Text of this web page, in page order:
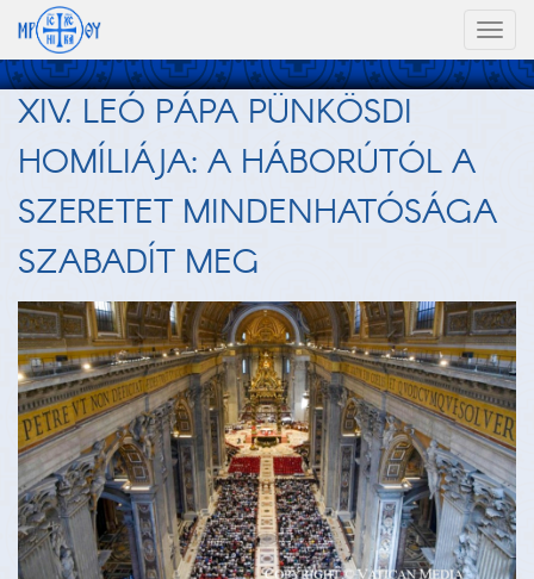
XIV. LEÓ PÁPA PÜNKÖSDI
HOMÍLIÁJA: A HÁBORÚTÓL A
SZERETET MINDENHATÓSÁGA
SZABADÍT MEG